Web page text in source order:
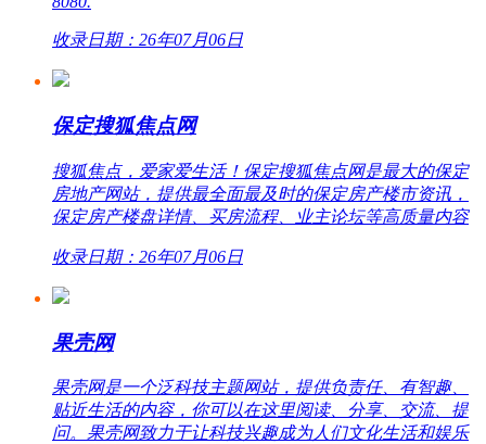
收录日期：26年07月06日
保定搜狐焦点网
搜狐焦点，爱家爱生活！保定搜狐焦点网是最大的保定
房地产网站，提供最全面最及时的保定房产楼市资讯，
保定房产楼盘详情、买房流程、业主论坛等高质量内容
收录日期：26年07月06日
果壳网
果壳网是一个泛科技主题网站，提供负责任、有智趣、
贴近生活的内容，你可以在这里阅读、分享、交流、提
问。果壳网致力于让科技兴趣成为人们文化生活和娱乐